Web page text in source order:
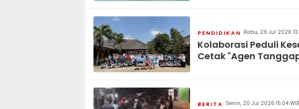
PENDIDIKAN Rabu, 29 Jul 2026
Kolaborasi Peduli
Cetak "Agen
BERITA Senin, 20 Jul 2026 15:04 WIB